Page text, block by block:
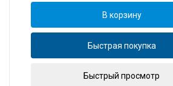
В корзину
Быстрая покупка
Быстрый просмотр